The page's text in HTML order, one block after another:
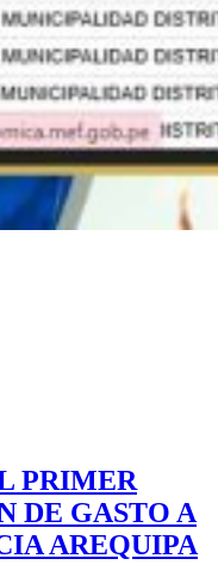
PRIMER
DE GASTO A
AREQUIPA